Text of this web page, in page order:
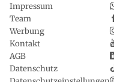
Impressum
Team
Werbung
Kontakt
AGB
Datenschutz